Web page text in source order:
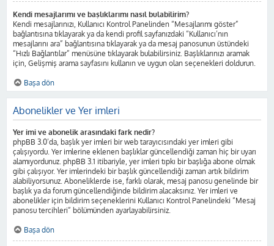
Kendi mesajlarımı ve başlıklarımı nasıl bulabilirim?
Kendi mesajlarınızı, Kullanıcı Kontrol Panelinden “Mesajlarımı göster”
bağlantısına tıklayarak ya da kendi profil sayfanızdaki “Kullanıcı’nın
mesajlarını ara” bağlantısına tıklayarak ya da mesaj panosunun üstündeki
“Hızlı Bağlantılar” menüsüne tıklayarak bulabilirsiniz. Başlıklarınızı aramak
için, Gelişmiş arama sayfasını kullanın ve uygun olan seçenekleri doldurun.
Başa dön
Abonelikler ve Yer imleri
Yer imi ve abonelik arasındaki fark nedir?
phpBB 3.0’da, başlık yer imleri bir web tarayıcısındaki yer imleri gibi
çalışıyordu. Yer imlerine eklenen başlıklar güncellendiği zaman hiç bir uyarı
alamıyordunuz. phpBB 3.1 itibariyle, yer imleri tıpkı bir başlığa abone olmak
gibi çalışıyor. Yer imlerindeki bir başlık güncellendiği zaman artık bildirim
alabiliyorsunuz. Aboneliklerde ise, farklı olarak, mesaj panosu genelinde bir
başlık ya da forum güncellendiğinde bildirim alacaksınız. Yer imleri ve
abonelikler için bildirim seçeneklerini Kullanıcı Kontrol Panelindeki “Mesaj
panosu tercihleri” bölümünden ayarlayabilirsiniz.
Başa dön